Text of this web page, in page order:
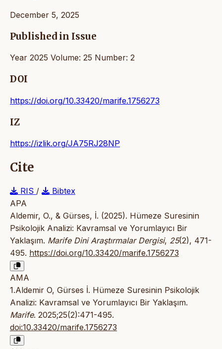
December 5, 2025
Published in Issue
Year 2025 Volume: 25 Number: 2
DOI
https://doi.org/10.33420/marife.1756273
IZ
https://izlik.org/JA75RJ28NP
Cite
RIS /
Bibtex
APA
Aldemir, O., & Gürses, İ. (2025). Hümeze Suresinin
Psikolojik Analizi: Kavramsal ve Yorumlayıcı Bir
Yaklaşım. Marife Dini Araştırmalar Dergisi, 25(2), 471-
495. https://doi.org/10.33420/marife.1756273
AMA
1.Aldemir O, Gürses İ. Hümeze Suresinin Psikolojik
Analizi: Kavramsal ve Yorumlayıcı Bir Yaklaşım.
Marife. 2025;25(2):471-495.
doi:10.33420/marife.1756273